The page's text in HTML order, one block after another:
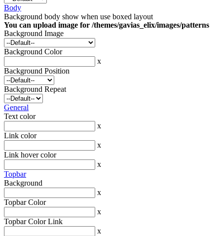
Body
Background body show when use boxed layout
You can upload image for /themes/gavias_elix/images/patterns
Background Image
Background Color
x
Background Position
Background Repeat
General
Text color
x
Link color
x
Link hover color
x
Topbar
Background
x
Topbar Color
x
Topbar Color Link
x